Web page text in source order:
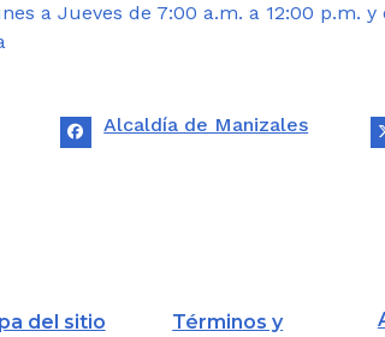
a Jueves de 7:00 a.m. a 12:00 p.m.
Alcaldía de Manizales
del sitio
Términos y